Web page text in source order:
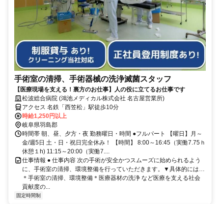
手術室の清掃、手術器械の洗浄滅菌スタッフ
【医療現場を支える！裏方のお仕事】人の役に立てるお仕事です
松波総合病院 (鴻池メディカル株式会社 名古屋営業所)
アクセス 名鉄「西笠松」駅徒歩10分
時給1,250円以上
岐阜県羽島郡
時間帯 朝、昼、夕方・夜 勤務曜日・時間 ●フルパート 【曜日】月～
金/週5日 土・日・祝日完全休み！ 【時間】 8:00～16:45（実働7.75ｈ
休憩１h) 11:15～20:00（実働7....
仕事情報 ● 仕事内容 次の手術が安全かつスムーズに始められるよう
に、手術室の清掃、環境整備を行っていただきます。▼具体的には…
＊手術室の清掃、環境整備＊医療器材の洗浄 など医療を支える社会
貢献度の...
固定時間制